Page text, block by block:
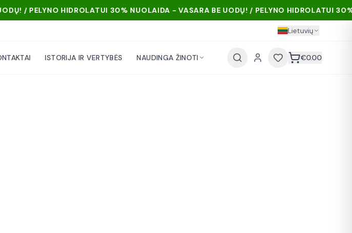
30% NUOLAIDA - VASARA BE UODŲ! / PELYNO HIDROLATUI 30%
Lietuvių
ISTORIJA IR VERTYBĖS NAUDINGA ŽINOTI €0.00